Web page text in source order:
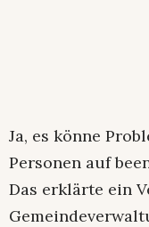
Ja, es könne
Personen auf
Das erklärte ein